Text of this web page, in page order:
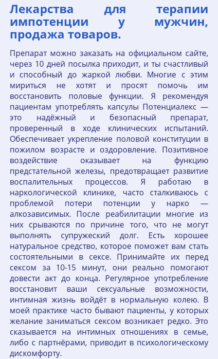
Лекарства для терапии
импотенции у мужчин,
продажа товаров.
Препарат можно заказать на официальном сайте,
через 10 дней посылка приходит, и ты счастливый
и способный до жаркой любви. Многие с этим
мириться не хотят и просят помочь им
восстановить половые функции. Я рекомендуя
пациентам употреблять капсулы Потенциалекс —
это надёжный и безопасный препарат,
проверенный в ходе клинических испытаний.
Обеспечивает укрепление половой конституции в
пожилом возрасте и оздоровление. Позитивное
воздействие оказывает на функцию
предстательной железы, предотвращает развитие
воспалительных процессов. Я работаю в
наркологической клинике, часто сталкиваюсь с
проблемой потери потенции у нарко —
алкозависимых. После реабилитации многие из
них срываются по причине того, что не могут
выполнять супружеский долг. Есть хорошее
натуральное средство, которое поможет вам стать
состоятельными в сексе. Принимайте их перед
сексом за 10-15 минут, они реально помогают
довести акт до конца. Регулярное употребление
восстановит ваши сексуальные возможности,
интимная жизнь войдёт в нормальную колею. В
моей практике часто бывают пациенты, у которых
желание заниматься сексом возникает редко. Это
сказывается на интимных отношениях в семье,
либо с партнёрами, приводит в психологическому
дискомфорту.